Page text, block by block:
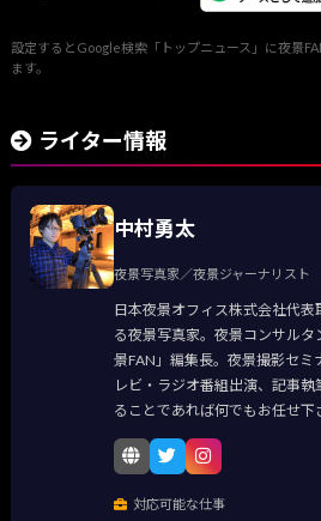
設定するとGoogle検索「トップニュース」に夜景
ます。
ライター情報
中村勇太
夜景写真家／夜景ジャーナリスト
日本夜景オフィス株式会社代
る夜景写真家。夜景コンサル
景FAN」編集長。夜景撮影セミ
レビ・ラジオ番組出演、記事
ることであれば何でもお任せ下
対応可能な仕事